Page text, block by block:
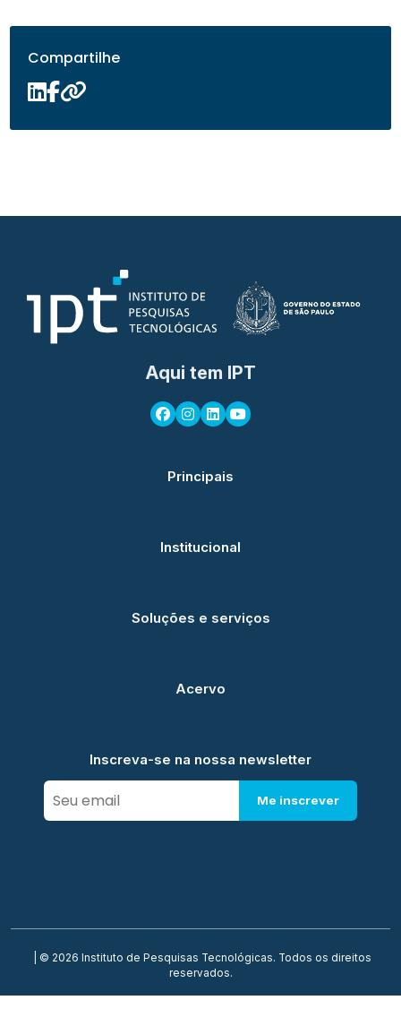
Compartilhe
Aqui tem IPT
Principais
Institucional
Soluções e serviços
Acervo
Inscreva-se na nossa newsletter
Me inscrever
| © 2026 Instituto de Pesquisas Tecnológicas. Todos os direitos
reservados.